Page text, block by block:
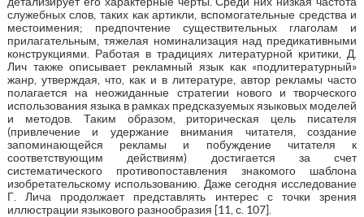
служебных слов, таких как артикли, вспомогательные средства и
местоимения; предпочтение существительных глаголам и
прилагательным, тяжелая номинализация над предикативными
конструкциями. Работая в традициях литературной критики, Д.
Лич также описывает рекламный язык как «подлитературный»
жанр, утверждая, что, как и в литературе, автор рекламы часто
полагается на неожиданные стратегии нового и творческого
использования языка в рамках предсказуемых языковых моделей
и методов. Таким образом, риторическая цель писателя
(привлечение и удержание внимания читателя, создание
запоминающейся рекламы и побуждение читателя к
соответствующим действиям) достигается за счет
систематического противопоставления знакомого шаблона
изобретательскому использованию. Даже сегодня исследование
Г. Лича продолжает представлять интерес с точки зрения
иллюстрации языкового разнообразия [11, с. 107].